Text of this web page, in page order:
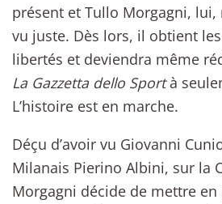
présent et Tullo Morgagni, lui,
vu juste. Dès lors, il obtient
libertés et deviendra même
La Gazzetta dello Sportà
L’histoire est en marche.
Déçu d’avoir vu Giovanni
Milanais Pierino Albini, sur la
Morgagni décide de mettre en